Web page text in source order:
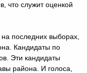
что служит оценкой
последних выборах,
Кандидаты по
Эти кандидаты
района. И голоса,